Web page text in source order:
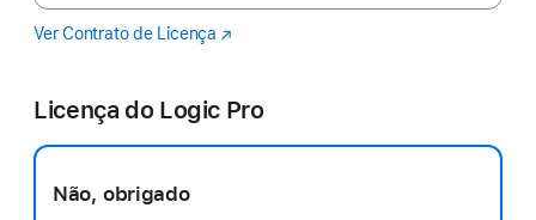
Ver Contrato de Licença Final
(o
em
nova
Licença do Logic Pro
Não, obrigado